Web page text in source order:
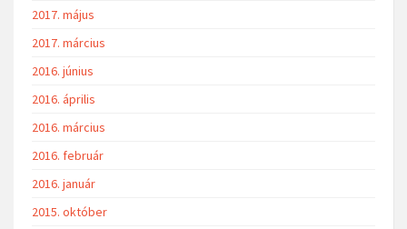
2017. május
2017. március
2016. június
2016. április
2016. március
2016. február
2016. január
2015. október